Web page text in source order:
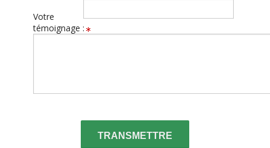
Votre
témoignage :
TRANSMETTRE